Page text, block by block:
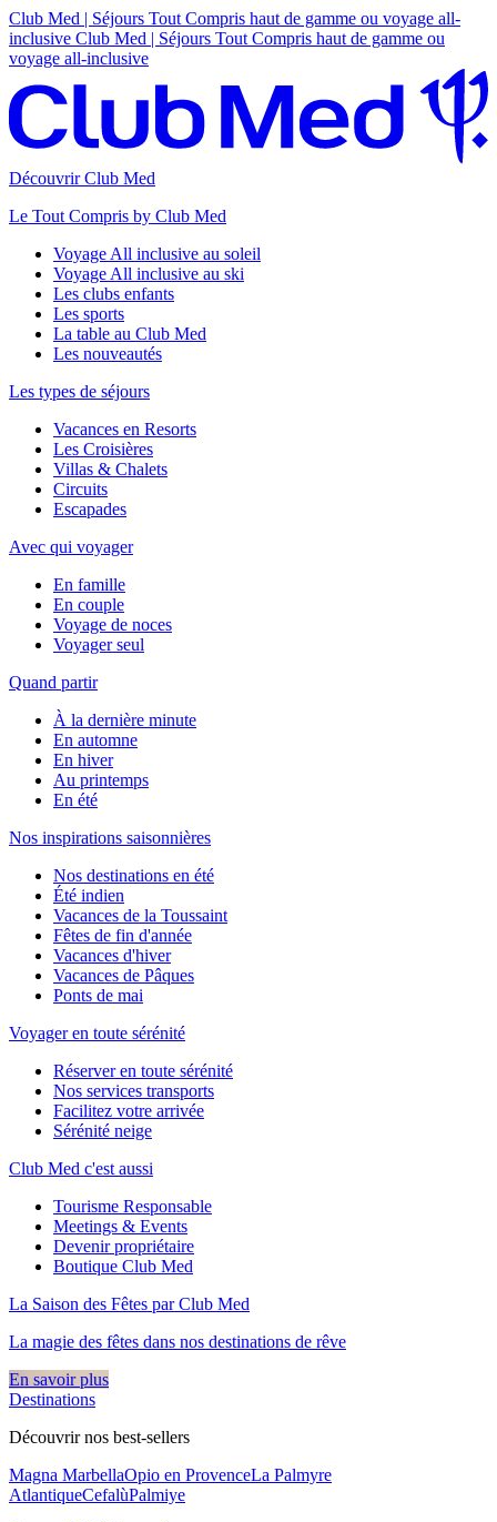
Club Med | Séjours Tout Compris haut de gamme ou voyage all-
inclusive Club Med | Séjours Tout Compris haut de gamme ou
voyage all-inclusive
Découvrir Club Med
Le Tout Compris by Club Med
Voyage All inclusive au soleil
Voyage All inclusive au ski
Les clubs enfants
Les sports
La table au Club Med
Les nouveautés
Les types de séjours
Vacances en Resorts
Les Croisières
Villas & Chalets
Circuits
Escapades
Avec qui voyager
En famille
En couple
Voyage de noces
Voyager seul
Quand partir
À la dernière minute
En automne
En hiver
Au printemps
En été
Nos inspirations saisonnières
Nos destinations en été
Été indien
Vacances de la Toussaint
Fêtes de fin d'année
Vacances d'hiver
Vacances de Pâques
Ponts de mai
Voyager en toute sérénité
Réserver en toute sérénité
Nos services transports
Facilitez votre arrivée
Sérénité neige
Club Med c'est aussi
Tourisme Responsable
Meetings & Events
Devenir propriétaire
Boutique Club Med
La Saison des Fêtes par Club Med
La magie des fêtes dans nos destinations de rêve​
En savoir plus
Destinations
Découvrir nos best-sellers
Magna MarbellaOpio en ProvenceLa Palmyre
AtlantiqueCefalùPalmiye